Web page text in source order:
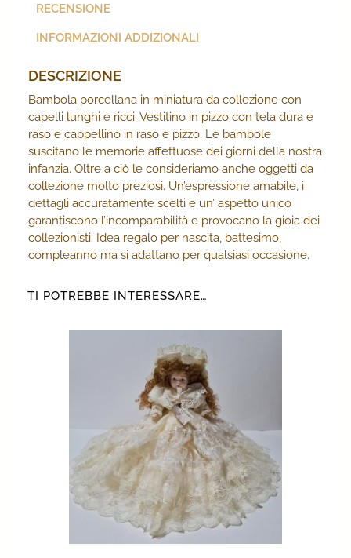
RECENSIONE
INFORMAZIONI ADDIZIONALI
DESCRIZIONE
Bambola porcellana in miniatura da collezione con
capelli lunghi e ricci. Vestitino in pizzo con tela dura e
raso e cappellino in raso e pizzo. Le bambole
suscitano le memorie affettuose dei giorni della nostra
infanzia. Oltre a ciò le consideriamo anche oggetti da
collezione molto preziosi. Un’espressione amabile, i
dettagli accuratamente scelti e un’ aspetto unico
garantiscono l’incomparabilità e provocano la gioia dei
collezionisti. Idea regalo per nascita, battesimo,
compleanno ma si adattano per qualsiasi occasione.
TI POTREBBE INTERESSARE…